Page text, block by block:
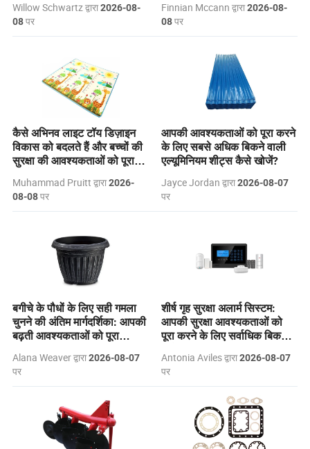
Willow Schwartz द्वारा2026-08-
08पर
Finnian Mccann द्वारा2026-08-
08पर
कैसे अभिनव लाइट टॉय डिज़ाइन
विकास को बदलते हैं और बच्चों की
सुरक्षा की आवश्यकताओं को पूरा
Muhammad Pruitt द्वारा2026-
08-08पर
आपकी आवश्यकताओं को पूरा करने
के लिए सबसे अधिक बिकने वाली
एल्यूमिनियम शीट्स कैसे खोजें?
Jayce Jordan द्वारा2026-08-07
पर
बगीचे के पौधों के लिए सही गमला
चुनने की अंतिम मार्गदर्शिका: आपकी
बढ़ती आवश्यकताओं को पूरा
Alana Weaver द्वारा2026-08-07
पर
शीर्ष गृह सुरक्षा अलार्म सिस्टम:
आपकी सुरक्षा आवश्यकताओं को
पूरा करने के लिए सर्वाधिक बिकने
Antonia Aviles द्वारा2026-08-07
पर